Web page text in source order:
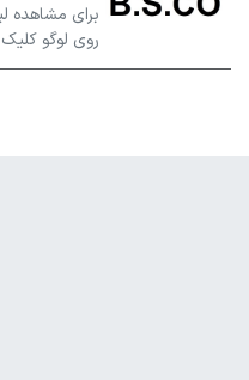
برای
روی لوگو